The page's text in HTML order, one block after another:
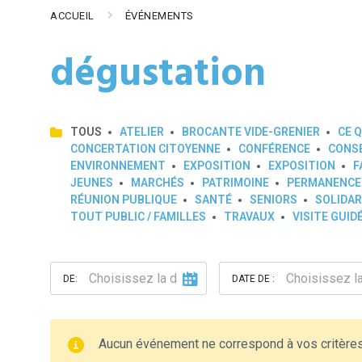
ACCUEIL ÉVÉNEMENTS
dégustation
TOUS ATELIER BROCANTE VIDE-GRENIER CE
CONCERTATION CITOYENNE
CONFÉRENCE
ENVIRONNEMENT
EXPOSITION EXPOSITION
JEUNES
MARCHÉS PATRIMOINE
RÉUNION PUBLIQUE
SANTÉ SENIORS
TOUT PUBLIC / FAMILLES
TRAVAUX VISITE
DE: DATE DE :
Aucun événement ne correspond à vos